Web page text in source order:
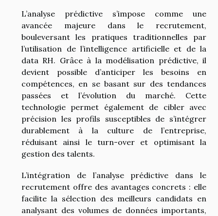
L’analyse prédictive s’impose comme une
avancée majeure dans le recrutement,
bouleversant les pratiques traditionnelles par
l’utilisation de l’intelligence artificielle et de la
data RH. Grâce à la modélisation prédictive, il
devient possible d’anticiper les besoins en
compétences, en se basant sur des tendances
passées et l’évolution du marché. Cette
technologie permet également de cibler avec
précision les profils susceptibles de s’intégrer
durablement à la culture de l’entreprise,
réduisant ainsi le turn-over et optimisant la
gestion des talents.
L’intégration de l’analyse prédictive dans le
recrutement offre des avantages concrets : elle
facilite la sélection des meilleurs candidats en
analysant des volumes de données importants,